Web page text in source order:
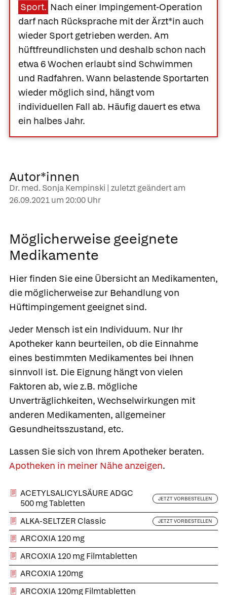
Sport. Nach einer Impingement-Operation
darf nach Rücksprache mit der Ärzt*in auch
wieder Sport getrieben werden. Am
hüftfreundlichsten und deshalb schon nach
etwa 6 Wochen erlaubt sind Schwimmen
und Radfahren. Wann belastende Sportarten
wieder möglich sind, hängt vom
individuellen Fall ab. Häufig dauert es etwa
ein halbes Jahr.
Autor*innen
Dr. med. Sonja Kempinski | zuletzt geändert am
26.09.2021um 20:00 Uhr
Möglicherweise geeignete
Medikamente
Hier finden Sie eine Übersicht an Medikamenten,
die möglicherweise zur Behandlung von
Hüftimpingement geeignet sind.
Jeder Mensch ist ein Individuum. Nur Ihr
Apotheker kann beurteilen, ob die Einnahme
eines bestimmten Medikamentes bei Ihnen
sinnvoll ist. Die Eignung hängt von vielen
Faktoren ab, wie z.B. mögliche
Unverträglichkeiten, Wechselwirkungen mit
anderen Medikamenten, allgemeiner
Gesundheitsszustand, etc.
Lassen Sie sich von Ihrem Apotheker beraten.
Apotheken in meiner Nähe anzeigen.
ACETYLSALICYLSÄURE ADGC
500 mg Tabletten
JETZT VORBESTELLEN
ALKA-SELTZER Classic JETZT VORBESTELLEN
ARCOXIA 120 mg
ARCOXIA 120 mg Filmtabletten
ARCOXIA 120mg
ARCOXIA 120mg Filmtabletten